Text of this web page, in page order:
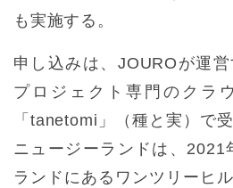
も実施する。
申し込みは、JOUROが運
プロジェクト専門のクラ
「tanetomi」（種と実）で
ニュージーランドは、2021
ランドにあるワンツリーヒ